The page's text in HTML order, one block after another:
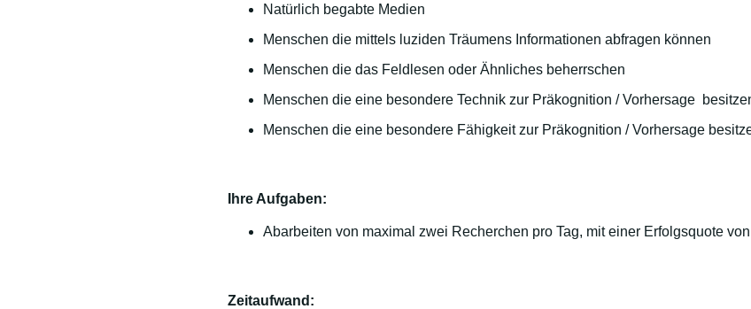
Natürlich begabte Medien
Menschen die mittels luziden Träumens Informationen abfragen können
Menschen die das Feldlesen oder Ähnliches beherrschen
Menschen die eine besondere Technik zur Präkognition / Vorhersage
Menschen die eine besondere Fähigkeit zur Präkognition / Vorhersage
Ihre Aufgaben:
Abarbeiten von maximal zwei Recherchen pro Tag, mit einer Erfolgsquote
Zeitaufwand: